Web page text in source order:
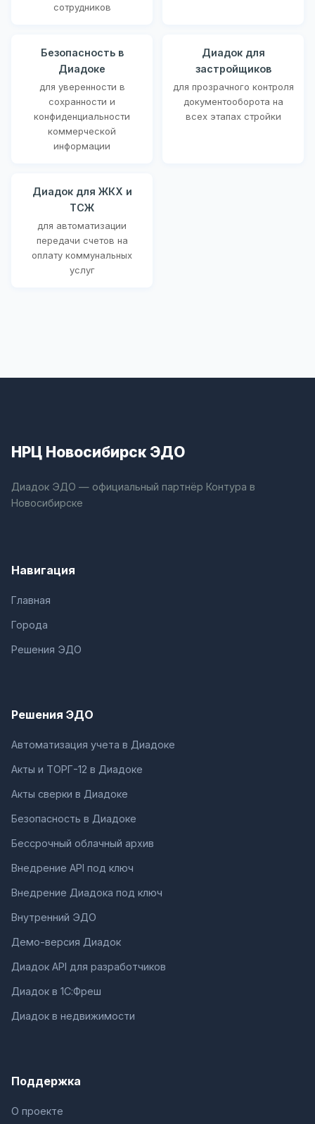
сотрудников
Безопасность в
Диадоке
для уверенности в
сохранности и
конфиденциальности
коммерческой
информации
Диадок для
застройщиков
для прозрачного контроля
документооборота на
всех этапах стройки
Диадок для ЖКХ и
ТСЖ
для автоматизации
передачи счетов на
оплату коммунальных
услуг
НРЦ Новосибирск ЭДО
Диадок ЭДО — официальный партнёр Контура в
Новосибирске
Навигация
Главная
Города
Решения ЭДО
Решения ЭДО
Автоматизация учета в Диадоке
Акты и ТОРГ-12 в Диадоке
Акты сверки в Диадоке
Безопасность в Диадоке
Бессрочный облачный архив
Внедрение API под ключ
Внедрение Диадока под ключ
Внутренний ЭДО
Демо-версия Диадок
Диадок API для разработчиков
Диадок в 1С:Фреш
Диадок в недвижимости
Поддержка
О проекте